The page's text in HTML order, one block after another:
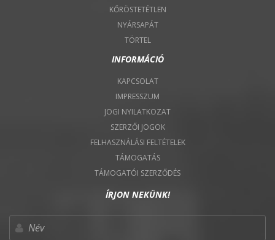
KŐRÖSTETÉTLEN
NYÁRSAPÁT
TÖRTEL
INFORMÁCIÓ
KAPCSOLAT
IMPRESSZUM
JOGI NYILATKOZAT
SZERZŐI JOGOK
FELHASZNÁLÁSI FELTÉTELEK
TÁMOGATÁS
TÁMOGATÓI SZERZŐDÉS
ÍRJON NEKÜNK!